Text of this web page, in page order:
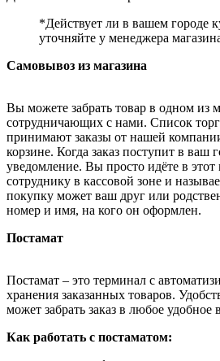
*Действует ли в вашем городе
уточняйте у менеджера
Самовывоз из магазина
Вы можете забрать товар в одном из
сотрудничающих с нами. Список
принимают заказы от нашей
корзине. Когда заказ поступит в ваш
уведомление. Вы просто идёте в этот
сотруднику в кассовой зоне и
покупку может ваш друг или
номер и имя, на кого он оформлен.
Постамат
Постамат – это терминал с
хранения заказанных товаров.
может забрать заказ в любое удобное
Как работать с постаматом: